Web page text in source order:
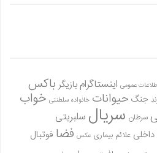
عمومی اینستاگرام بازیگر باکس
جنگ حیوانات خانواده سلطنتی خواب
سرطان سریال سلبریتی
علائم بیماری عکس فضا فوتبال